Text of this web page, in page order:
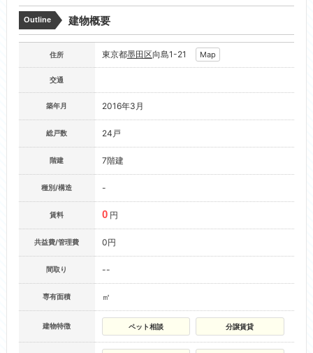
Outline 建物概要
住所 東京都墨田区向島1-21 Map
交通
築年月 2016年3月
総戸数 24戸
階建 7階建
種別/構造 -
賃料 0 円
共益費/管理費 0円
間取り --
専有面積 ㎡
建物特徴 ペット相談 分譲賃貸